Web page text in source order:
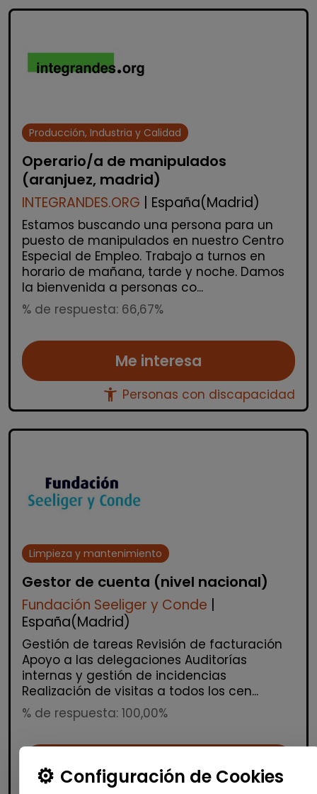
Producción, Industria y Calidad
Operario/a de manipulados
(aranjuez, madrid)
INTEGRANDES.ORG | España(Madrid)
Estamos buscando una persona para un
puesto de manipulados en nuestro Centro
Especial de Empleo. Trabajo a turnos en
horario de mañana, tarde y noche. Damos
la bienvenida a personas co...
% de respuesta: 66,67%
Me interesa
accessibility_new Personas con discapacidad
Limpieza y mantenimiento
Gestor de cuenta (nivel nacional)
Fundación Seeliger y Conde |
España(Madrid)
Gestión de tareas Revisión de facturación
Apoyo a las delegaciones Auditorías
internas y gestión de incidencias
Realización de visitas a todos los cen...
% de respuesta: 100,00%
Me interesa
Configuración de Cookies